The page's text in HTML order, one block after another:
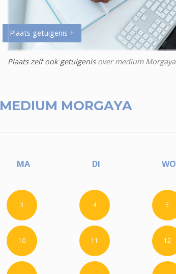
Plaats getuigenis +
Plaats zelf ook getuigenisover medium Morgaya
MEDIUM MORGAYA
MA DI WO
3 4 5
10 11 12